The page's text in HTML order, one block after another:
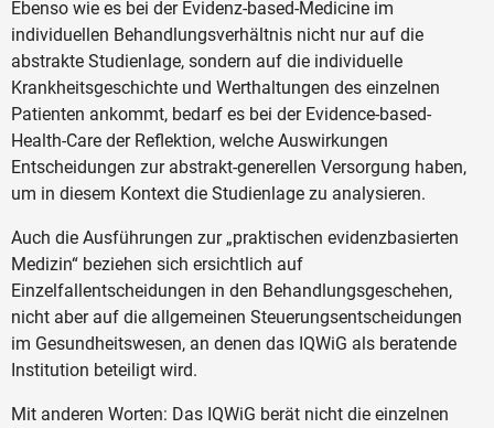
Ebenso wie es bei der Evidenz-based-Medicine im
individuellen Behandlungsverhältnis nicht nur auf die
abstrakte Studienlage, sondern auf die individuelle
Krankheitsgeschichte und Werthaltungen des einzelnen
Patienten ankommt, bedarf es bei der Evidence-based-
Health-Care der Reflektion, welche Auswirkungen
Entscheidungen zur abstrakt-generellen Versorgung haben,
um in diesem Kontext die Studienlage zu analysieren.
Auch die Ausführungen zur „praktischen evidenzbasierten
Medizin“ beziehen sich ersichtlich auf
Einzelfallentscheidungen in den Behandlungsgeschehen,
nicht aber auf die allgemeinen Steuerungsentscheidungen
im Gesundheitswesen, an denen das IQWiG als beratende
Institution beteiligt wird.
Mit anderen Worten: Das IQWiG berät nicht die einzelnen